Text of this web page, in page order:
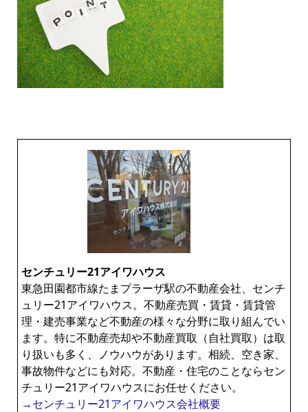
センチュリー21アイワハウス
東急田園都市線たまプラーザ駅の不動産会社、センチ
ュリー21アイワハウス。不動産売買・賃貸・賃貸管
理・建売事業など不動産の様々な分野に取り組んでい
ます。特に不動産売却や不動産買取（自社買取）は取
り扱いも多く、ノウハウがあります。相続、空き家、
事故物件などにも対応。不動産・住宅のことならセン
チュリー21アイワハウスにお任せください。
→センチュリー21アイワハウス会社概要